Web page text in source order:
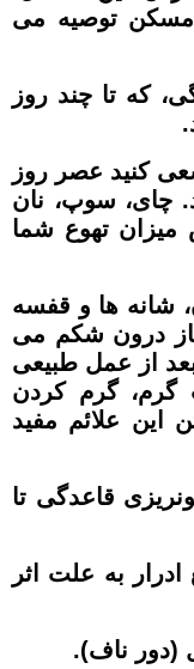
مسکن توصیه می
که تا چند روز
کنید عصر روز
چای، سوپ، نان
تهوع شما
شانه ها و قفسه
درون شکم می
72 ساعت بعد از عمل طبیعی
گرم، گرم کردن
این علائم مفید
قاعدگی تا
به علت اثر
(دور ناف).